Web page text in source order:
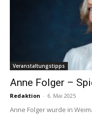
Veranstaltungstipps
Anne Folger –
Redaktion - 6. Mai 2025
Anne Folger wurde in